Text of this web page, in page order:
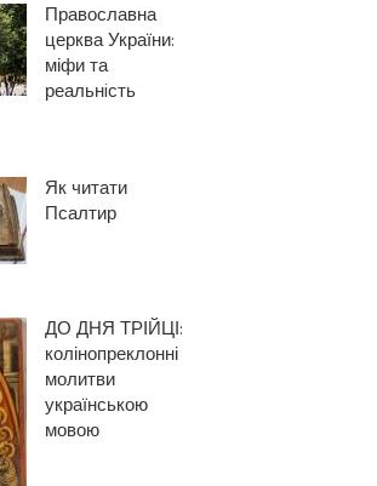
Православна
церква України:
міфи та
реальнiсть
Як читати
Псалтир
ДО ДНЯ ТРІЙЦІ:
колінопреклонні
молитви
українською
мовою